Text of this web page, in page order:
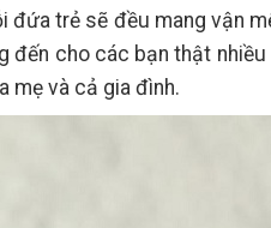
đứa trẻ sẽ đều mang vận
đến cho các bạn thật nhiều
mẹ và cả gia đình.